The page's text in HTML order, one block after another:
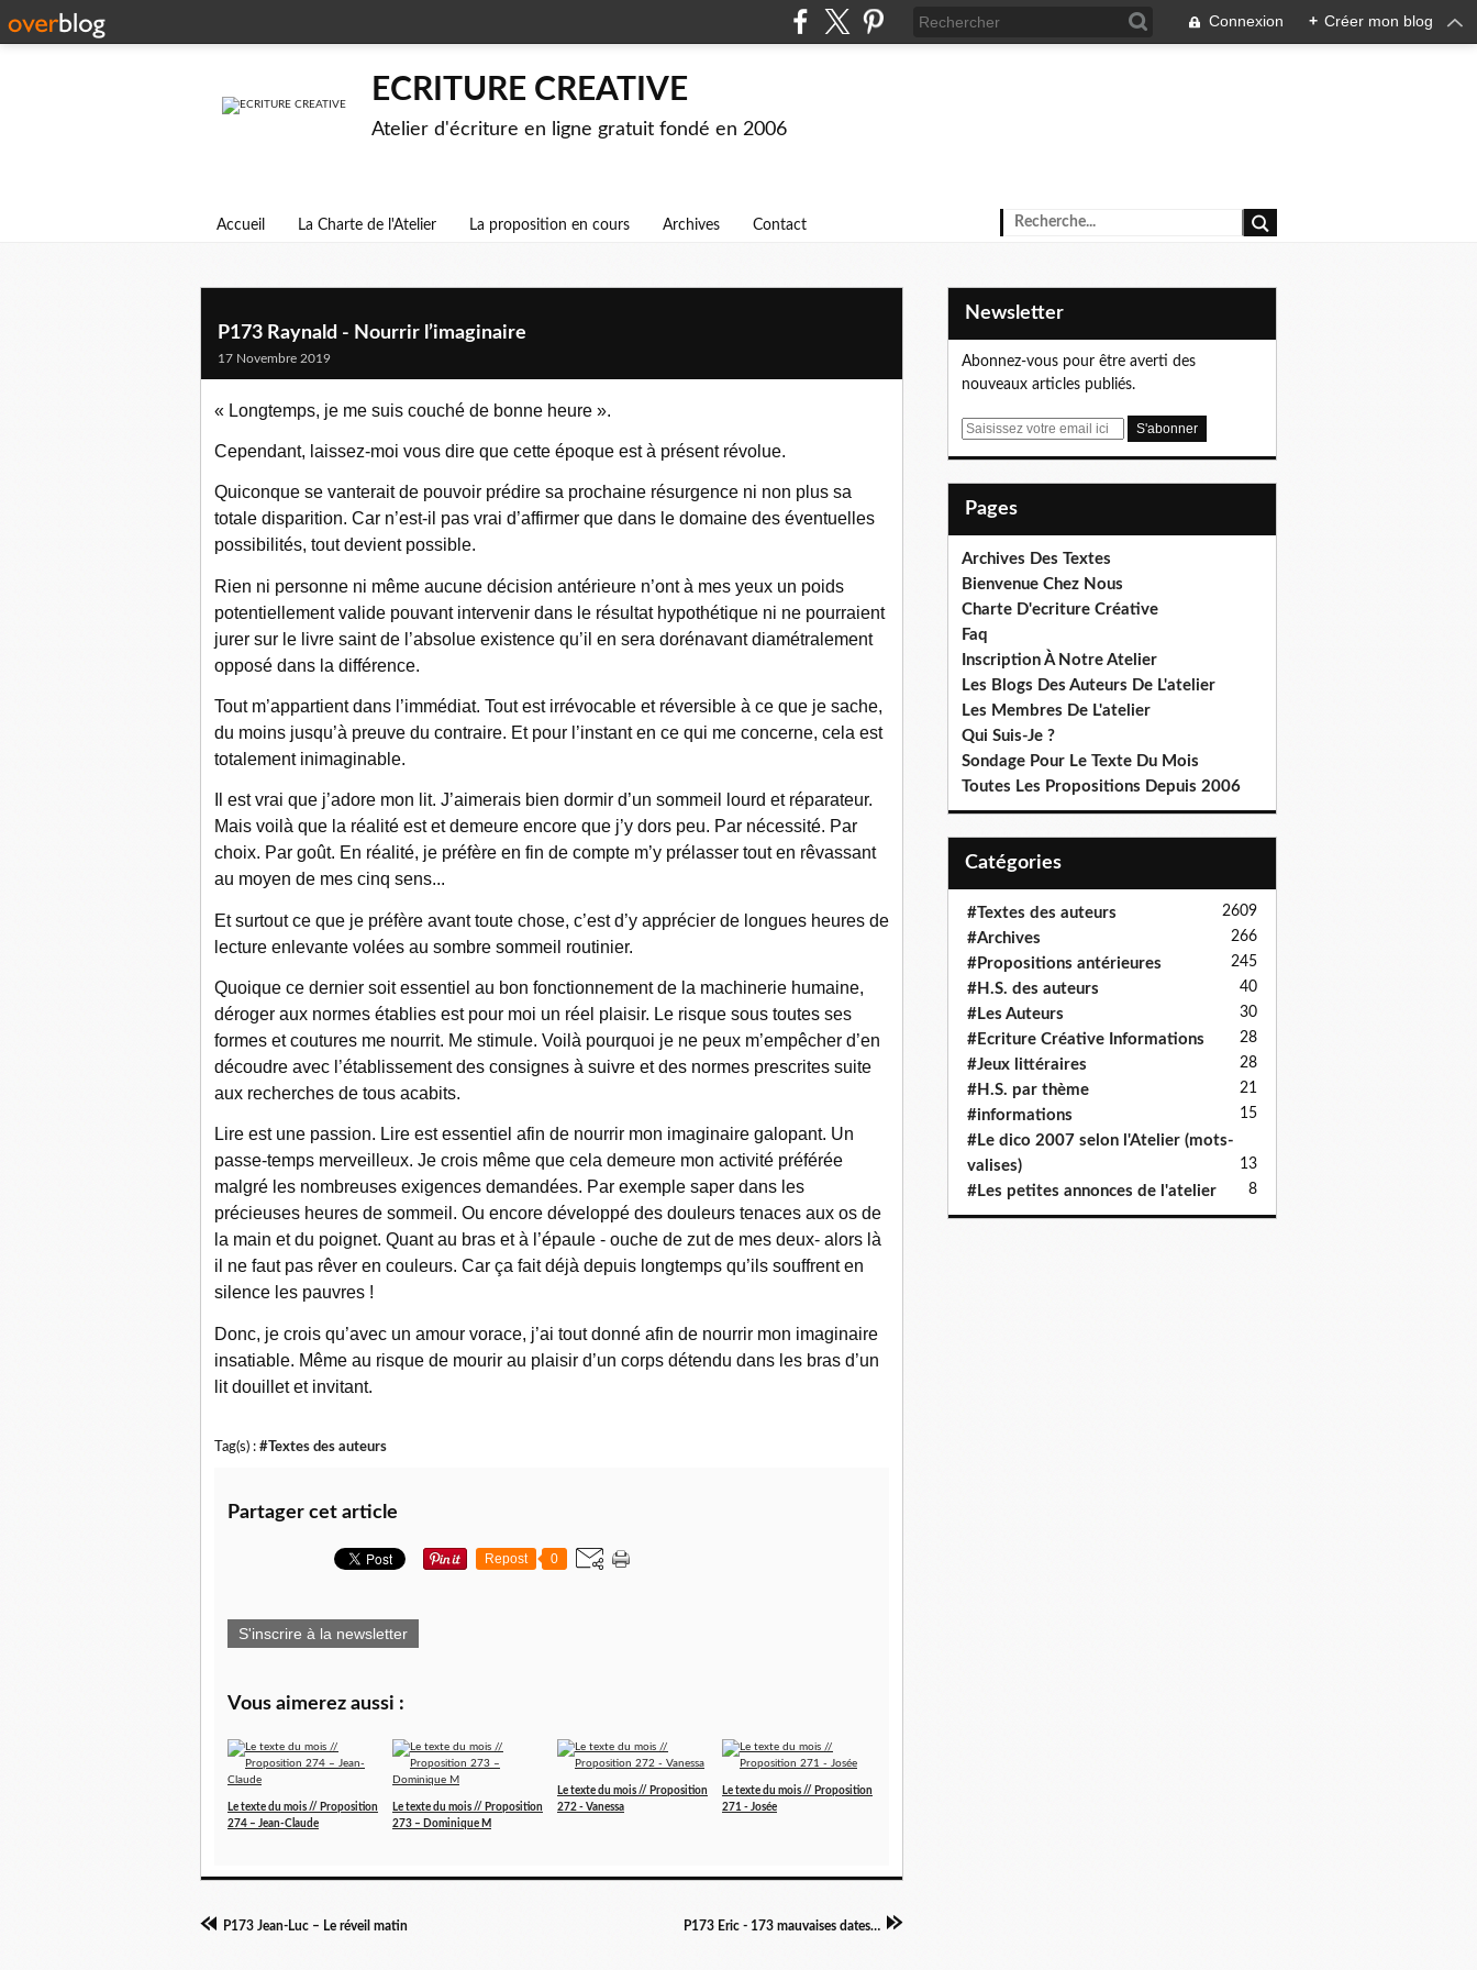
Connexion + Créer mon blog
ECRITURE CREATIVE
Atelier d'écriture en ligne gratuit fondé en 2006
Accueil La Charte de l'Atelier La proposition en cours Archives Contact
P173 Raynald - Nourrir l’imaginaire
17 Novembre 2019
« Longtemps, je me suis couché de bonne heure ».
Cependant, laissez-moi vous dire que cette époque est à présent révolue.
Quiconque se vanterait de pouvoir prédire sa prochaine résurgence ni non plus sa
totale disparition. Car n’est-il pas vrai d’affirmer que dans le domaine des éventuelles
possibilités, tout devient possible.
Rien ni personne ni même aucune décision antérieure n’ont à mes yeux un poids
potentiellement valide pouvant intervenir dans le résultat hypothétique ni ne pourraient
jurer sur le livre saint de l’absolue existence qu’il en sera dorénavant diamétralement
opposé dans la différence.
Tout m’appartient dans l’immédiat. Tout est irrévocable et réversible à ce que je sache,
du moins jusqu’à preuve du contraire. Et pour l’instant en ce qui me concerne, cela est
totalement inimaginable.
Il est vrai que j’adore mon lit. J’aimerais bien dormir d’un sommeil lourd et réparateur.
Mais voilà que la réalité est et demeure encore que j’y dors peu. Par nécessité. Par
choix. Par goût. En réalité, je préfère en fin de compte m’y prélasser tout en rêvassant
au moyen de mes cinq sens...
Et surtout ce que je préfère avant toute chose, c’est d’y apprécier de longues heures de
lecture enlevante volées au sombre sommeil routinier.
Quoique ce dernier soit essentiel au bon fonctionnement de la machinerie humaine,
déroger aux normes établies est pour moi un réel plaisir. Le risque sous toutes ses
formes et coutures me nourrit. Me stimule. Voilà pourquoi je ne peux m’empêcher d’en
découdre avec l’établissement des consignes à suivre et des normes prescrites suite
aux recherches de tous acabits.
Lire est une passion. Lire est essentiel afin de nourrir mon imaginaire galopant. Un
passe-temps merveilleux. Je crois même que cela demeure mon activité préférée
malgré les nombreuses exigences demandées. Par exemple saper dans les
précieuses heures de sommeil. Ou encore développé des douleurs tenaces aux os de
la main et du poignet. Quant au bras et à l’épaule - ouche de zut de mes deux- alors là
il ne faut pas rêver en couleurs. Car ça fait déjà depuis longtemps qu’ils souffrent en
silence les pauvres !
Donc, je crois qu’avec un amour vorace, j’ai tout donné afin de nourrir mon imaginaire
insatiable. Même au risque de mourir au plaisir d’un corps détendu dans les bras d’un
lit douillet et invitant.
Tag(s) : #Textes des auteurs
Partager cet article
Repost 0
S'inscrire à la newsletter
Vous aimerez aussi :
Le texte du mois // Proposition
274 – Jean-Claude
Le texte du mois // Proposition
273 – Dominique M
Le texte du mois // Proposition
272 - Vanessa
Le texte du mois // Proposition
271 - Josée
P173 Jean-Luc – Le réveil matin P173 Eric - 173 mauvaises dates…
Newsletter
Abonnez-vous pour être averti des
nouveaux articles publiés.
E
Pages
Archives Des Textes
Bienvenue Chez Nous
Charte D'ecriture Créative
Faq
Inscription À Notre Atelier
Les Blogs Des Auteurs De L'atelier
Les Membres De L'atelier
Qui Suis-Je ?
Sondage Pour Le Texte Du Mois
Toutes Les Propositions Depuis 2006
Catégories
#Textes des auteurs 2609
#Archives 266
#Propositions antérieures 245
#H.S. des auteurs 40
#Les Auteurs 30
#Ecriture Créative Informations 28
#Jeux littéraires 28
#H.S. par thème 21
#informations 15
#Le dico 2007 selon l'Atelier (mots-
valises)
13
#Les petites annonces de l'atelier 8